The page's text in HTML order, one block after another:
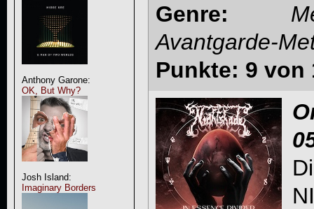
Anthony Garone:
OK, But Why?
Josh Island:
Imaginary Borders
Genre:
Avantgarde-
Punkte: 9 von